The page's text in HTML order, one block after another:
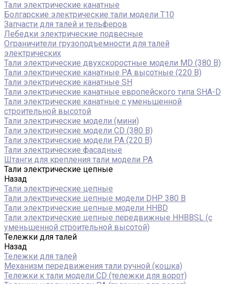
Тали электрические канатные
Болгарские электрические тали модели T10
Запчасти для талей и тельферов
Лебедки электрические подвесные
Ограничители грузоподъемности для талей
электрических
Тали электрические двухскоростные модели MD (380 В)
Тали электрические канатные PA высотные (220 В)
Тали электрические канатные SH
Тали электрические канатные европейского типа SHA-D
Тали электрические канатные с уменьшенной
строительной высотой
Тали электрические модели (мини)
Тали электрические модели CD (380 В)
Тали электрические модели РА (220 В)
Тали электрические фасадные
Штанги для крепления тали модели РА
Тали электрические цепные
Назад
Тали электрические цепные
Тали электрические цепные модели DHP 380 В
Тали электрические цепные модели HHBD
Тали электрические цепные передвижные HHBBSL (с
уменьшенной строительной высотой)
Тележки для талей
Назад
Тележки для талей
Механизм передвижения тали ручной (кошка)
Тележки к тали модели CD (тележки для ворот)